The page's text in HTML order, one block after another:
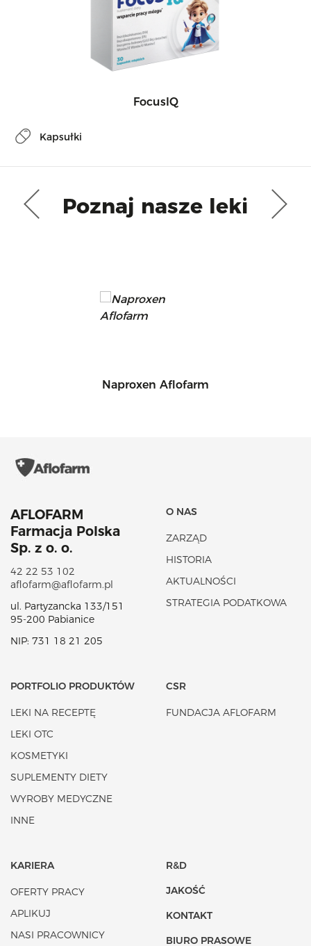
FocusIQ
Kapsułki
Poznaj nasze leki
Naproxen Aflofarm
AFLOFARM
Farmacja Polska
Sp. z o. o.
42 22 53 102
aflofarm@aflofarm.pl
ul. Partyzancka 133/151
95-200 Pabianice
NIP: 731 18 21 205
O NAS
ZARZĄD
HISTORIA
AKTUALNOŚCI
STRATEGIA PODATKOWA
PORTFOLIO PRODUKTÓW
LEKI NA RECEPTĘ
LEKI OTC
KOSMETYKI
SUPLEMENTY DIETY
WYROBY MEDYCZNE
INNE
CSR
FUNDACJA AFLOFARM
KARIERA
OFERTY PRACY
APLIKUJ
NASI PRACOWNICY
R&D
JAKOŚĆ
KONTAKT
BIURO PRASOWE